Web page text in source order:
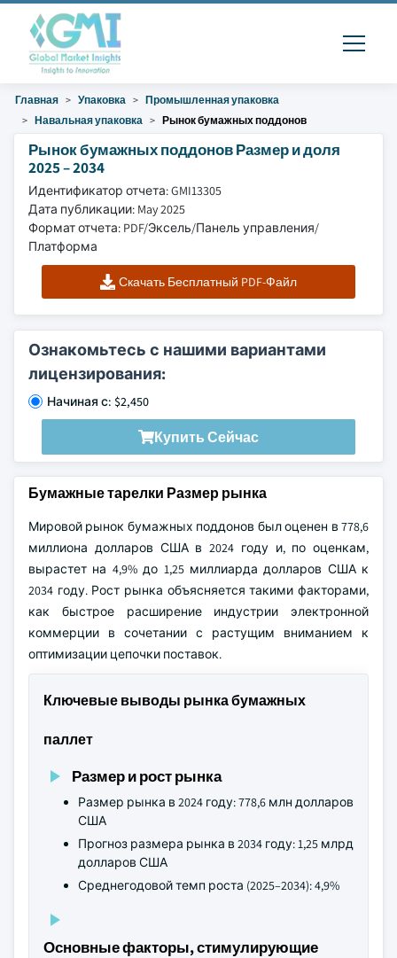
Главная Упаковка
Промышленная упаковка
Навальная упаковка
Рынок бумажных поддонов
Рынок бумажных поддонов Размер и доля
2025 – 2034
Идентификатор отчета: GMI13305
Дата публикации: May 2025
Формат отчета: PDF/Эксель/Панель управления/
Платформа
Скачать Бесплатный PDF-Файл
Ознакомьтесь с нашими вариантами
лицензирования:
Начиная с: $2,450
Купить Сейчас
Бумажные тарелки Размер рынка
Мировой рынок бумажных поддонов был оценен в 778,6
миллиона долларов США в 2024 году и, по оценкам,
вырастет на 4,9% до 1,25 миллиарда долларов США к
2034 году. Рост рынка объясняется такими факторами,
как быстрое расширение индустрии электронной
коммерции в сочетании с растущим вниманием к
оптимизации цепочки поставок.
Ключевые выводы рынка бумажных
паллет
Размер и рост рынка
Размер рынка в 2024 году: 778,6 млн долларов
США
Прогноз размера рынка в 2034 году: 1,25 млрд
долларов США
Среднегодовой темп роста (2025–2034): 4,9%
Основные факторы, стимулирующие